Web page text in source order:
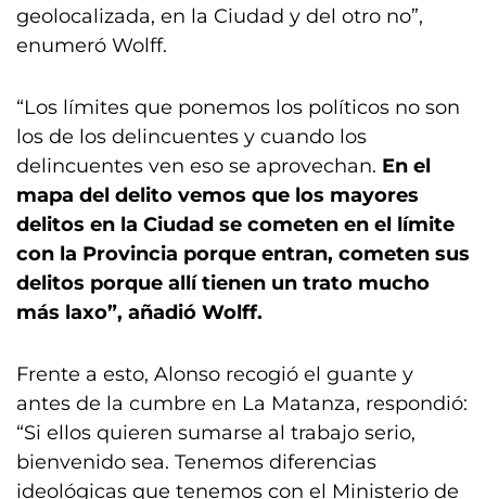
geolocalizada, en la Ciudad y del otro no”,
enumeró Wolff.
“Los límites que ponemos los políticos no son
los de los delincuentes y cuando los
delincuentes ven eso se aprovechan. En el
mapa del delito vemos que los mayores
delitos en la Ciudad se cometen en el límite
con la Provincia porque entran, cometen sus
delitos porque allí tienen un trato mucho
más laxo”, añadió Wolff.
Frente a esto, Alonso recogió el guante y
antes de la cumbre en La Matanza, respondió:
“Si ellos quieren sumarse al trabajo serio,
bienvenido sea. Tenemos diferencias
ideológicas que tenemos con el Ministerio de